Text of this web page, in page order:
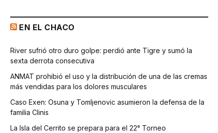
EN EL CHACO
River sufrió otro duro golpe: perdió ante Tigre y sumó la
sexta derrota consecutiva
ANMAT prohibió el uso y la distribución de una de las cremas
más vendidas para los dolores musculares
Caso Exen: Osuna y Tomljenovic asumieron la defensa de la
familia Clinis
La Isla del Cerrito se prepara para el 22° Torneo